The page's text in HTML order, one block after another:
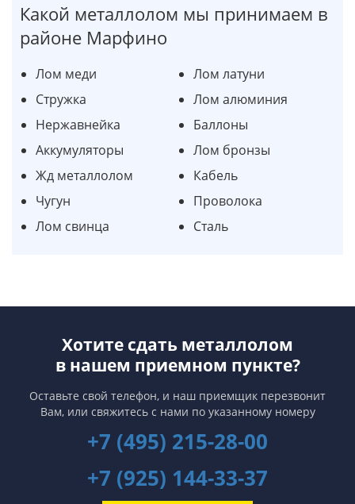
Какой металлолом мы принимаем в
районе Марфино
Лом меди
Лом латуни
Стружка
Лом алюминия
Нержавнейка
Баллоны
Аккумуляторы
Лом бронзы
Жд металлолом
Кабель
Чугун
Проволока
Лом свинца
Сталь
Хотите сдать металлолом
в нашем приемном пункте?
Оставьте свой телефон, и наш приемщик перезвонит
Вам, или свяжитесь с нами по указанному номеру
+7 (495) 215-28-00
+7 (925) 144-33-37